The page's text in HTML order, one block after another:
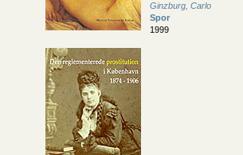
Ginzburg, Carlo
Spor
1999